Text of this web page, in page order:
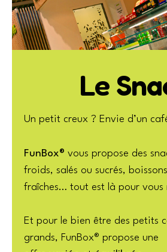
Le
Un petit creux ? Envie d’un
FunBox® vous propose des
froids, salés ou sucrés,
fraîches… tout est là pour vous
Et pour le bien être des petits
grands, FunBox® propose une